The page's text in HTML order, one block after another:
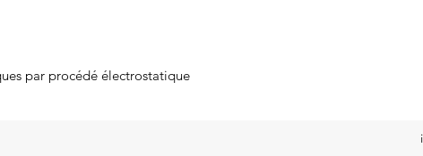
par procédé électrostatique